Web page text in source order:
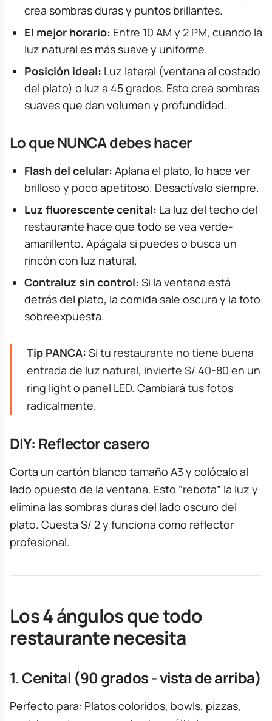
crea sombras duras y puntos brillantes.
El mejor horario: Entre 10 AM y 2 PM, cuando la
luz natural es más suave y uniforme.
Posición ideal: Luz lateral (ventana al costado
del plato) o luz a 45 grados. Esto crea sombras
suaves que dan volumen y profundidad.
Lo que NUNCA debes hacer
Flash del celular: Aplana el plato, lo hace ver
brilloso y poco apetitoso. Desactívalo siempre.
Luz fluorescente cenital: La luz del techo del
restaurante hace que todo se vea verde-
amarillento. Apágala si puedes o busca un
rincón con luz natural.
Contraluz sin control: Si la ventana está
detrás del plato, la comida sale oscura y la foto
sobreexpuesta.
Tip PANCA: Si tu restaurante no tiene buena
entrada de luz natural, invierte S/ 40-80 en un
ring light o panel LED. Cambiará tus fotos
radicalmente.
DIY: Reflector casero
Corta un cartón blanco tamaño A3 y colócalo al
lado opuesto de la ventana. Esto “rebota” la luz y
elimina las sombras duras del lado oscuro del
plato. Cuesta S/ 2 y funciona como reflector
profesional.
Los 4 ángulos que todo
restaurante necesita
1. Cenital (90 grados - vista de arriba)
Perfecto para: Platos coloridos, bowls, pizzas,